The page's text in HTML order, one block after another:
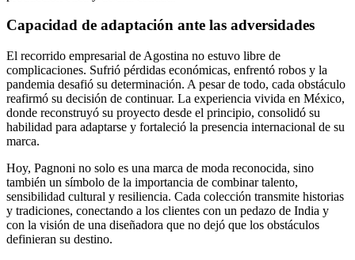
Capacidad de adaptación ante las adversidades
El recorrido empresarial de Agostina no estuvo libre de
complicaciones. Sufrió pérdidas económicas, enfrentó robos y la
pandemia desafió su determinación. A pesar de todo, cada obstáculo
reafirmó su decisión de continuar. La experiencia vivida en México,
donde reconstruyó su proyecto desde el principio, consolidó su
habilidad para adaptarse y fortaleció la presencia internacional de su
marca.
Hoy, Pagnoni no solo es una marca de moda reconocida, sino
también un símbolo de la importancia de combinar talento,
sensibilidad cultural y resiliencia. Cada colección transmite historias
y tradiciones, conectando a los clientes con un pedazo de India y
con la visión de una diseñadora que no dejó que los obstáculos
definieran su destino.